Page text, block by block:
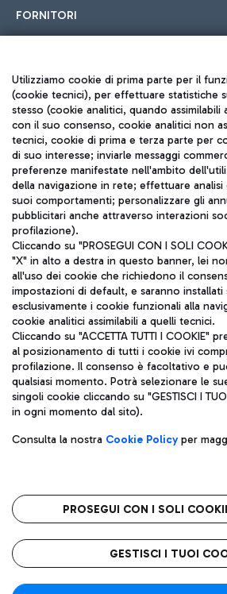
FORNITORI
Seguici sui social
TRAVEL JOURNAL
ITA
Aeroporti di Roma S.p.A. - Società
coordinamento di Mundys S.p.A.
Codice fiscale e Registro delle Imprese di
IVA 06572251004
Capitale sociale 62.224.743,00 int. vers.
Sede legale: Via Pier Paolo Racchetti 1 -
telefono +39 06 65951
Privacy policy
Note
L'aeroporto
QUALITÀ SOSTENIBILITÀ
Utilizziamo cookie di prima parte per il
(cookie tecnici), per effettuare statistiche
stesso (cookie analitici, quando
con il suo consenso, cookie analitici non
tecnici, cookie di prima e terza parte per
di suo interesse; inviarle messaggi
preferenze manifestate nell'ambito
della navigazione in rete; effettuare
suoi comportamenti; personalizzare gli
pubblicitari anche attraverso interazioni
profilazione).
Cliccando su "PROSEGUI CON I SOLI
"X" in alto a destra in questo banner, lei
all'uso dei cookie che richiedono il
impostazioni di default, e saranno installati
esclusivamente i cookie funzionali alla
cookie analitici assimilabili a quelli tecnici.
Cliccando su "ACCETTA TUTTI I COOKIE"
al posizionamento di tutti i cookie ivi
profilazione. Il consenso è facoltativo e
qualsiasi momento. Potrà selezionare le
singoli cookie cliccando su "GESTISCI I
in ogni momento dal sito).
Consulta la nostra Cookie Policyper
PROSEGUI CON I SOLI
GESTISCI I TUOI